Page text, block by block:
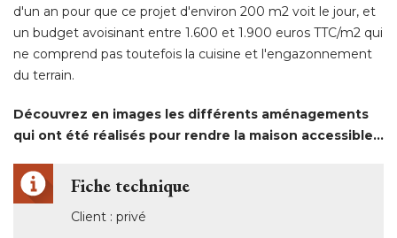
d'un an pour que ce projet d'environ 200 m2 voit le jour, et
un budget avoisinant entre 1.600 et 1.900 euros TTC/m2 qui
ne comprend pas toutefois la cuisine et l'engazonnement
du terrain.
Découvrez en images les différents aménagements
qui ont été réalisés pour rendre la maison accessible...
Fiche technique
Client : privé